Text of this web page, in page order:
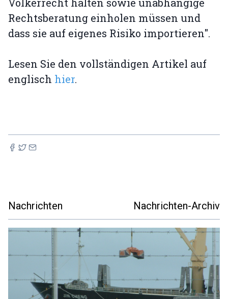
Völkerrecht halten sowie unabhängige
Rechtsberatung einholen müssen und
dass sie auf eigenes Risiko importieren".
Lesen Sie den vollständigen Artikel auf
englisch hier.
Nachrichten Nachrichten-Archiv